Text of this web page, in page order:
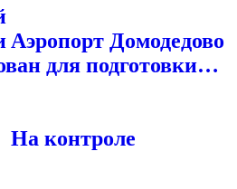
Аэропорт Домодедово
для подготовки…
На контроле